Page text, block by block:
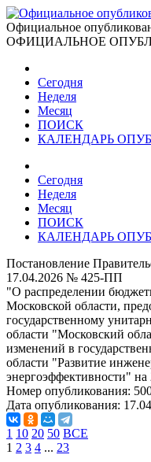
Официальное
ОФИЦИАЛЬНОЕ
Сегодня
Неделя
Месяц
ПОИСК
КАЛЕНДАРЬ
Сегодня
Неделя
Месяц
ПОИСК
КАЛЕНДАРЬ
Постановление
17.04.2026 № 425-ПП
"О распределении
Московской области,
государственному
области "Московский
изменений в
области "Развитие
энергоэффективности"
Номер опубликования:
Дата опубликования:
1 10 20 50 ВСЕ
1 2 3 4 ... 23